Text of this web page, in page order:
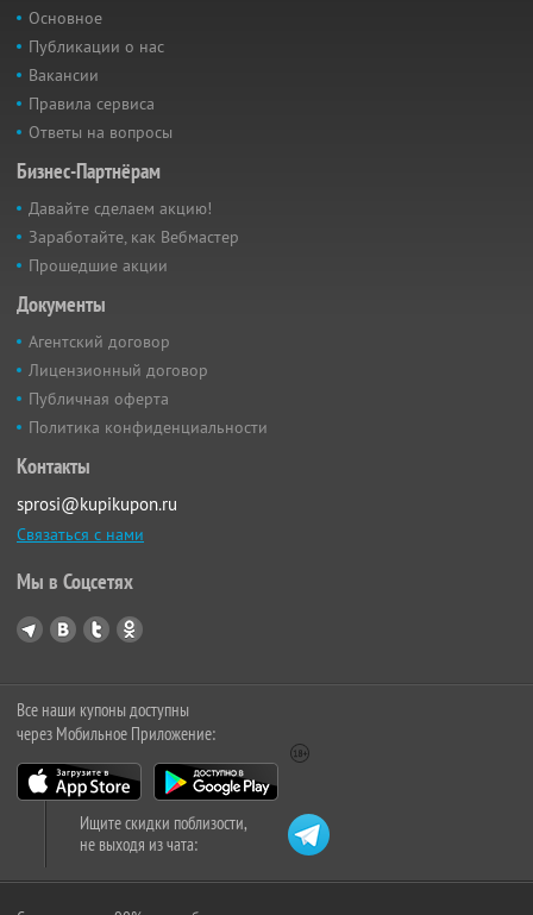
Основное
Публикации о нас
Вакансии
Правила сервиса
Ответы на вопросы
Бизнес-Партнёрам
Давайте сделаем акцию!
Заработайте, как Вебмастер
Прошедшие акции
Документы
Агентский договор
Лицензионный договор
Публичная оферта
Политика конфиденциальности
Контакты
sprosi@kupikupon.ru
Связаться с нами
Мы в Соцсетях
Все наши купоны доступны
через Мобильное Приложение:
Ищите скидки поблизости,
не выходя из чата: